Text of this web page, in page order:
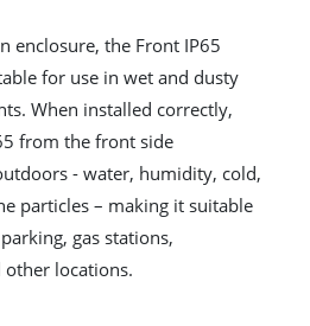
enclosure, the Front IP65
for use in wet and dusty
When installed correctly,
from the front side
- water, humidity, cold,
particles – making it suitable
gas stations,
locations.